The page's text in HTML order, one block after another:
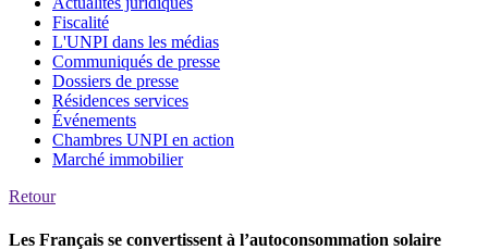
Fiscalité
L'UNPI dans les médias
Communiqués de presse
Dossiers de presse
Résidences services
Événements
Chambres UNPI en action
Marché immobilier
Retour
Les Français se convertissent à l’autoconsommation solaire